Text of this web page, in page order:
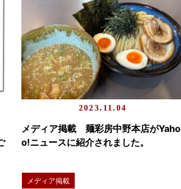
2023.11.04
メディア掲載 麺彩房中野本店がYaho
o!ニュースに紹介されました。
メディア掲載